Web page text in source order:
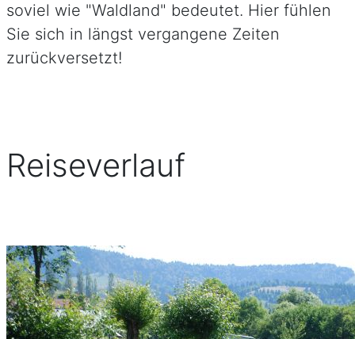
soviel wie "Waldland" bedeutet. Hier fühlen
Sie sich in längst vergangene Zeiten
zurückversetzt!
Reiseverlauf